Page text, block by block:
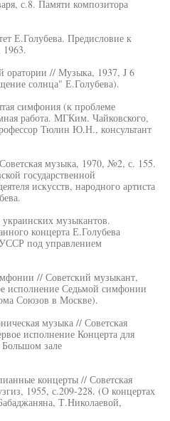
с.8. Памяти композитора
Е.Голубева. Предисловие к
оратории // Музыка, 1937, J 6
солнца" Е.Голубева).
симфония (к проблеме
работа. МГКим. Чайковского,
Тюлин Ю.Н., консультант
музыка, 1970, №2, с. 155.
государственной
искусств, народного артиста
музыкантов.
концерта Е.Голубева
под управлением
// Советский музыкант,
исполнение Седьмой симфонии
Союзов в Москве).
музыка // Советская
исполнение Концерта для
Большом зале
концерты // Советская
1955, с.209-228. (О концертах
Т.Николаевой,